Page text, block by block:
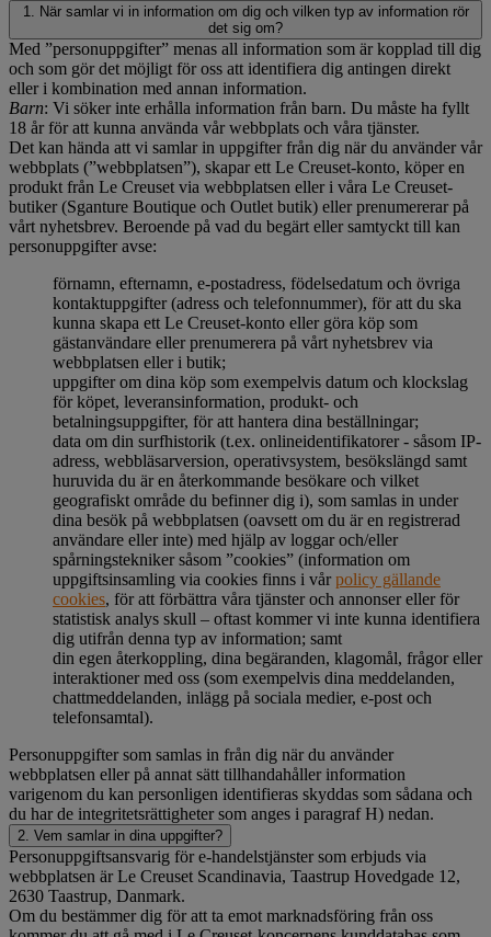
1. När samlar vi in information om dig och vilken typ av information rör
det sig om?
Med ”personuppgifter” menas all information som är kopplad till dig
och som gör det möjligt för oss att identifiera dig antingen direkt
eller i kombination med annan information.
Barn: Vi söker inte erhålla information från barn. Du måste ha fyllt
18 år för att kunna använda vår webbplats och våra tjänster.
Det kan hända att vi samlar in uppgifter från dig när du använder vår
webbplats (”webbplatsen”), skapar ett Le Creuset-konto, köper en
produkt från Le Creuset via webbplatsen eller i våra Le Creuset-
butiker (Sganture Boutique och Outlet butik) eller prenumererar på
vårt nyhetsbrev. Beroende på vad du begärt eller samtyckt till kan
personuppgifter avse:
förnamn, efternamn, e-postadress, födelsedatum och övriga
kontaktuppgifter (adress och telefonnummer), för att du ska
kunna skapa ett Le Creuset-konto eller göra köp som
gästanvändare eller prenumerera på vårt nyhetsbrev via
webbplatsen eller i butik;
uppgifter om dina köp som exempelvis datum och klockslag
för köpet, leveransinformation, produkt- och
betalningsuppgifter, för att hantera dina beställningar;
data om din surfhistorik (t.ex. onlineidentifikatorer - såsom IP-
adress, webbläsarversion, operativsystem, besökslängd samt
huruvida du är en återkommande besökare och vilket
geografiskt område du befinner dig i), som samlas in under
dina besök på webbplatsen (oavsett om du är en registrerad
användare eller inte) med hjälp av loggar och/eller
spårningstekniker såsom ”cookies” (information om
uppgiftsinsamling via cookies finns i vårpolicy gällande
cookies, för att förbättra våra tjänster och annonser eller för
statistisk analys skull – oftast kommer vi inte kunna identifiera
dig utifrån denna typ av information; samt
din egen återkoppling, dina begäranden, klagomål, frågor eller
interaktioner med oss (som exempelvis dina meddelanden,
chattmeddelanden, inlägg på sociala medier, e-post och
telefonsamtal).
Personuppgifter som samlas in från dig när du använder
webbplatsen eller på annat sätt tillhandahåller information
varigenom du kan personligen identifieras skyddas som sådana och
du har de integritetsrättigheter som anges i paragraf H) nedan.
2. Vem samlar in dina uppgifter?
Personuppgiftsansvarig för e-handelstjänster som erbjuds via
webbplatsen är Le Creuset Scandinavia, Taastrup Hovedgade 12,
2630 Taastrup, Danmark.
Om du bestämmer dig för att ta emot marknadsföring från oss